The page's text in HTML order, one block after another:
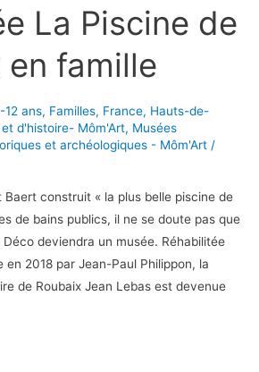
La Piscine de
en famille
12 ans, Familles, France, Hauts-de-
d'histoire- Môm'Art, Musées
et archéologiques - Môm'Art /
Baert construit « la plus belle piscine de
de bains publics, il ne se doute pas que
deviendra un musée. Réhabilitée
en 2018 par Jean-Paul Philippon, la
de Roubaix Jean Lebas est devenue